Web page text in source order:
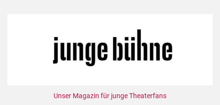
Unser Magazin für junge Theaterfans